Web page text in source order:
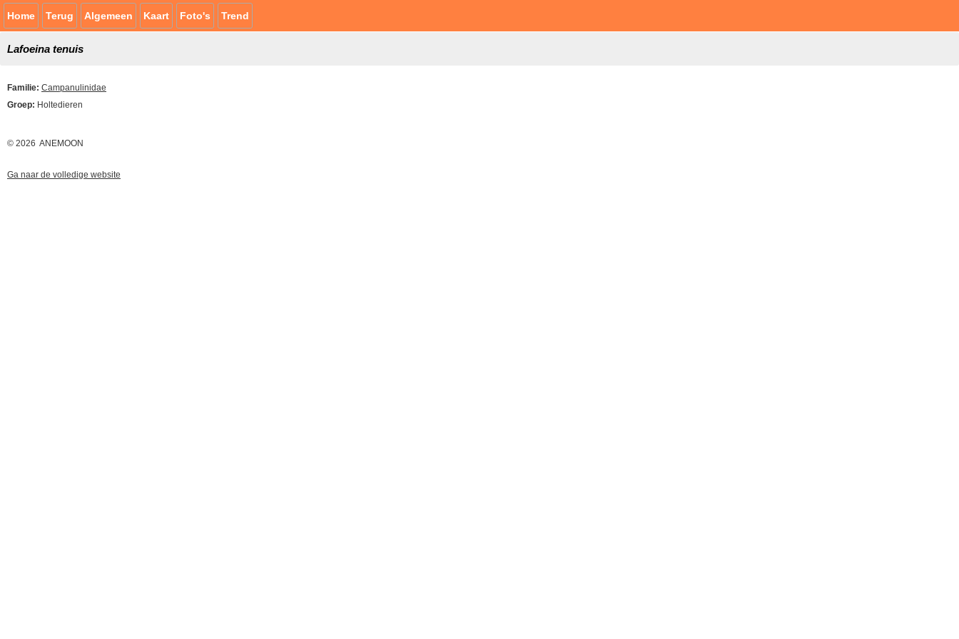
Home Terug Algemeen Kaart Foto's Trend
Lafoeina tenuis
Familie: Campanulinidae
Groep: Holtedieren
© 2026 ANEMOON
Ga naar de volledige website